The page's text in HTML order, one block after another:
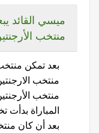
ميسي القائد
منتخب
بعد تمكن
منتخب
منتخب
المباراة
بعد أن كان